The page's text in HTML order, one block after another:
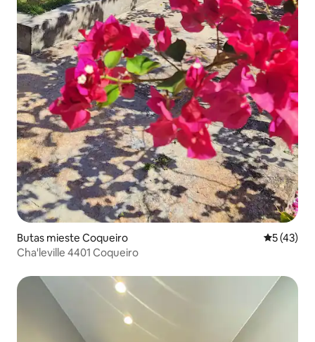
Butas mieste Coqueiro Vidutinis
5 (43)
Cha'leville 4401 Coqueiro